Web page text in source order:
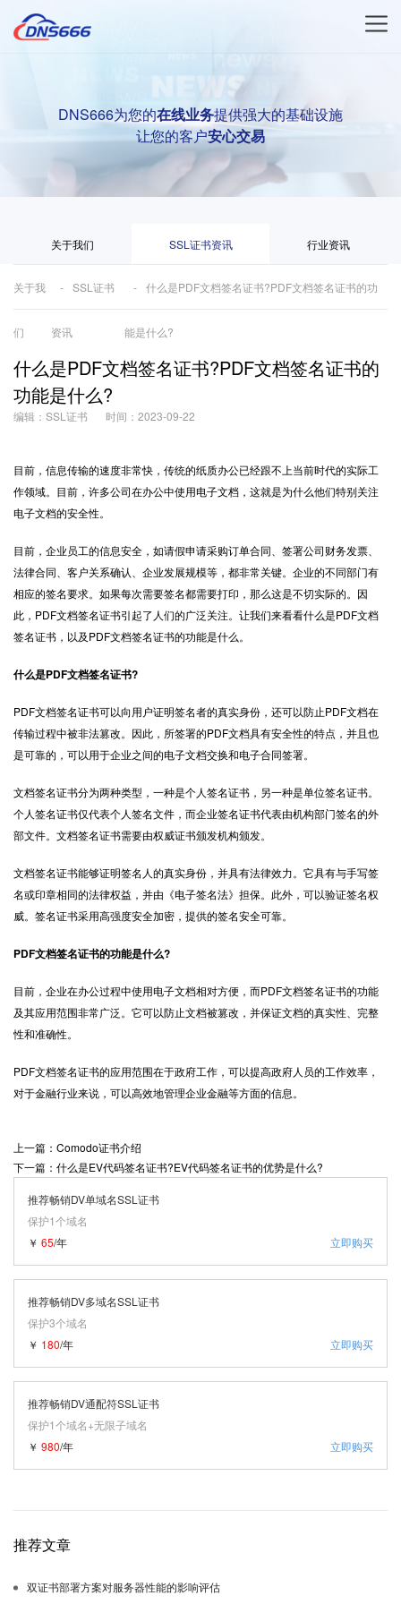
DNS666为您的在线业务提供强大的基础设施
让您的客户安心交易
关于我们 SSL证书资讯 行业资讯
关于我
们
SSL证书
资讯
什么是PDF文档签名证书?PDF文档签名证书的功
能是什么?
什么是PDF文档签名证书?PDF文档签名证书的
功能是什么?
编辑：SSL证书 时间：2023-09-22
目前，信息传输的速度非常快，传统的纸质办公已经跟不上当前时代的实际工
作领域。目前，许多公司在办公中使用电子文档，这就是为什么他们特别关注
电子文档的安全性。
目前，企业员工的信息安全，如请假申请采购订单合同、签署公司财务发票、
法律合同、客户关系确认、企业发展规模等，都非常关键。企业的不同部门有
相应的签名要求。如果每次需要签名都需要打印，那么这是不切实际的。因
此，PDF文档签名证书引起了人们的广泛关注。让我们来看看什么是PDF文档
签名证书，以及PDF文档签名证书的功能是什么。
什么是PDF文档签名证书?
PDF文档签名证书可以向用户证明签名者的真实身份，还可以防止PDF文档在
传输过程中被非法篡改。因此，所签署的PDF文档具有安全性的特点，并且也
是可靠的，可以用于企业之间的电子文档交换和电子合同签署。
文档签名证书分为两种类型，一种是个人签名证书，另一种是单位签名证书。
个人签名证书仅代表个人签名文件，而企业签名证书代表由机构部门签名的外
部文件。文档签名证书需要由权威证书颁发机构颁发。
文档签名证书能够证明签名人的真实身份，并具有法律效力。它具有与手写签
名或印章相同的法律权益，并由《电子签名法》担保。此外，可以验证签名权
威。签名证书采用高强度安全加密，提供的签名安全可靠。
PDF文档签名证书的功能是什么?
目前，企业在办公过程中使用电子文档相对方便，而PDF文档签名证书的功能
及其应用范围非常广泛。它可以防止文档被篡改，并保证文档的真实性、完整
性和准确性。
PDF文档签名证书的应用范围在于政府工作，可以提高政府人员的工作效率，
对于金融行业来说，可以高效地管理企业金融等方面的信息。
上一篇：Comodo证书介绍
下一篇：什么是EV代码签名证书?EV代码签名证书的优势是什么?
推荐畅销DV单域名SSL证书
保护1个域名
立即购买
￥ 65/年
推荐畅销DV多域名SSL证书
保护3个域名
立即购买
￥ 180/年
推荐畅销DV通配符SSL证书
保护1个域名+无限子域名
立即购买
￥ 980/年
推荐文章
双证书部署方案对服务器性能的影响评估